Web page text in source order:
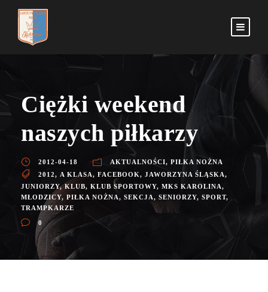
Ciężki weekend
naszych piłkarzy
2012-04-18 AKTUALNOŚCI, PIŁKA NOŻNA
2012, A KLASA, FACEBOOK, JAWORZYNA ŚLĄSKA,
JUNIORZY, KLUB, KLUB SPORTOWY, MKS KAROLINA,
MŁODZICY, PIŁKA NOŻNA, SEKCJA, SENIORZY, SPORT,
TRAMPKARZE
0